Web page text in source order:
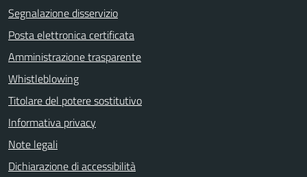
Segnalazione disservizio
Posta elettronica certificata
Amministrazione trasparente
Whistleblowing
Titolare del potere sostitutivo
Informativa privacy
Note legali
Dichiarazione di accessibilità